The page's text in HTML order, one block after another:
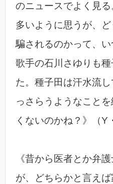
のニュースでよく見
多いように思うが、
騙されるのかって、
歌手の石川さゆりも
た。種子田は汗水流
っさらうようなこと
くないのかね？》（
《昔から医者とか弁
が、どちらかと言え